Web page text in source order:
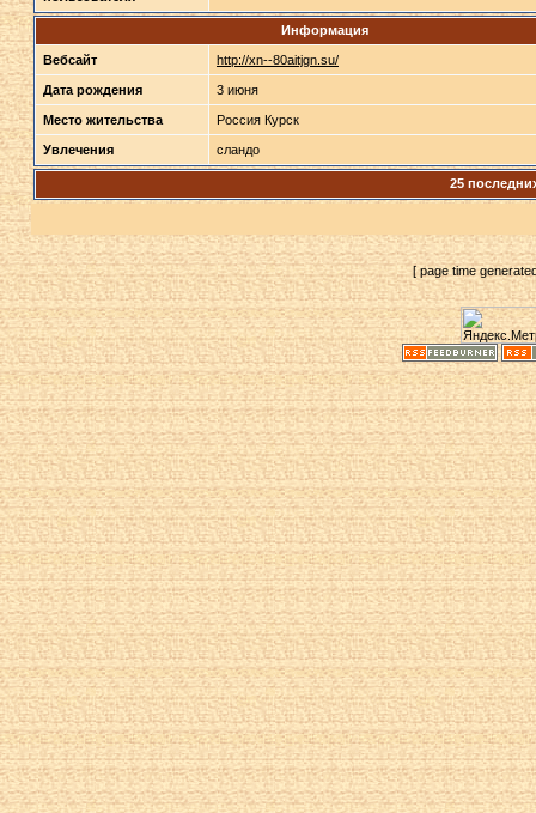
Информация
Вебсайт http://xn--80aitjgn.su/
Дата рождения 3 июня
Место жительства Россия Курск
Увлечения сландо
25
[ page time